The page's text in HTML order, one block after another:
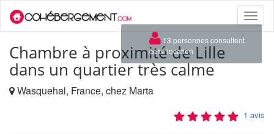
Toggle
Chambre à proximité de Lille
dans un quartier très calme
Wasquehal, France, chez Marta
1 avis
×
13 personnes consultent
cette location